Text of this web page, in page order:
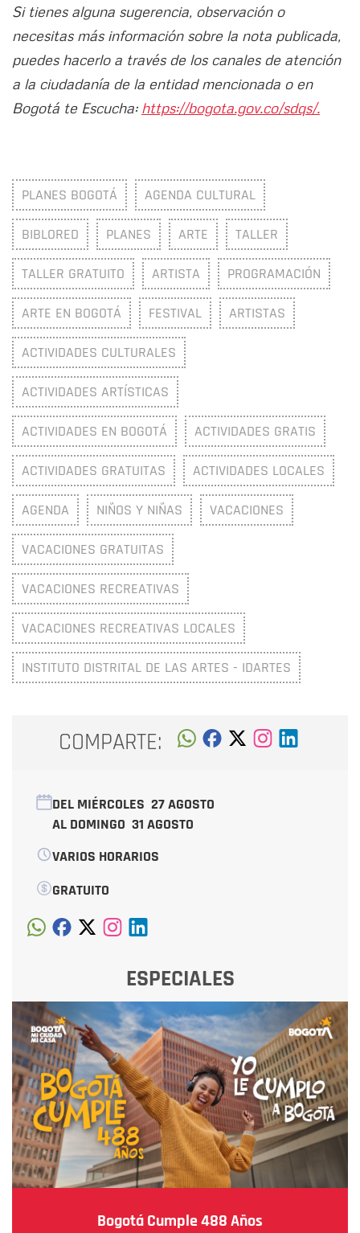
Si tienes alguna sugerencia, observación o
necesitas más información sobre la nota publicada,
puedes hacerlo a través de los canales de atención
a la ciudadanía de la entidad mencionada o en
Bogotá te Escucha: https://bogota.gov.co/sdqs/.
PLANES BOGOTÁ AGENDA CULTURAL
BIBLORED PLANES ARTE TALLER
TALLER GRATUITO ARTISTA PROGRAMACIÓN
ARTE EN BOGOTÁ FESTIVAL ARTISTAS
ACTIVIDADES CULTURALES
ACTIVIDADES ARTÍSTICAS
ACTIVIDADES EN BOGOTÁ ACTIVIDADES GRATIS
ACTIVIDADES GRATUITAS ACTIVIDADES LOCALES
AGENDA NIÑOS Y NIÑAS VACACIONES
VACACIONES GRATUITAS
VACACIONES RECREATIVAS
VACACIONES RECREATIVAS LOCALES
INSTITUTO DISTRITAL DE LAS ARTES - IDARTES
COMPARTE:
DEL MIÉRCOLES 27 AGOSTO
AL DOMINGO 31 AGOSTO
VARIOS HORARIOS
GRATUITO
ESPECIALES
Bogotá Cumple 488 Años